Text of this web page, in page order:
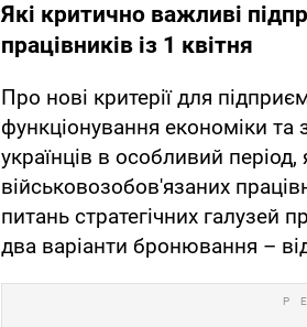
Які критично важливі
працівників із 1 квітня
Про нові критерії для
функціонування економіки та
українців в особливий
військовозобов'язаних
питань стратегічних галузей
два варіанти бронювання –